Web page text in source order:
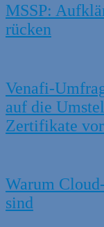
MSSP:
rücken
Venafi-
auf die
Zertifikate
Warum
sind